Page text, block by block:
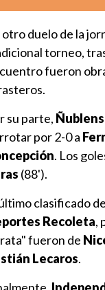
otro duelo de la
torneo,
fueron
su parte,
por 2-0 a
. Los
(88').
clasificado
Recoleta,
fueron de
Lecaros.